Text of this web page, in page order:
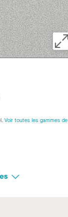
Voir toutes les gammes de